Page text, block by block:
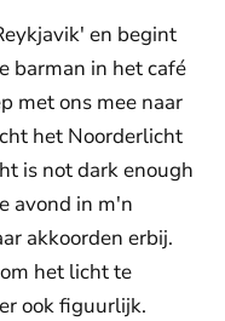
en begint
barman in het café
met ons mee naar
het Noorderlicht
is not dark enough
avond in m'n
akkoorden erbij.
het licht te
ook figuurlijk.